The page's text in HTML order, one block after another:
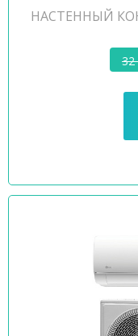
НАСТЕННЫЙ
32